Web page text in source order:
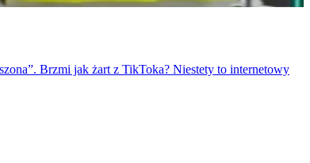
Brzmi jak żart z TikToka? Niestety to internetowy